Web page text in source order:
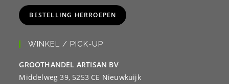
BESTELLING HERROEPEN
WINKEL / PICK-UP
GROOTHANDEL ARTISAN BV
Middelweg 39, 5253 CE Nieuwkuijk